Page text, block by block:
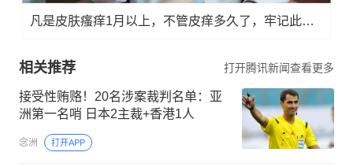
凡是皮肤瘙痒1月以上，不管皮痒多久了，牢记此法，快！准！狠！
相关推荐 打开腾讯新闻查看更多
接受性贿赂！20名涉案裁判名单：亚
洲第一名哨 日本2主裁+香港1人
念洲 打开APP